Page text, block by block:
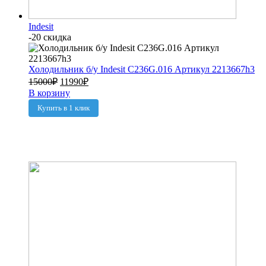
Indesit
-20 скидка
Холодильник б/у Indesit C236G.016 Артикул 2213667h3
15000₽ 11990₽
В корзину
Купить в 1 клик